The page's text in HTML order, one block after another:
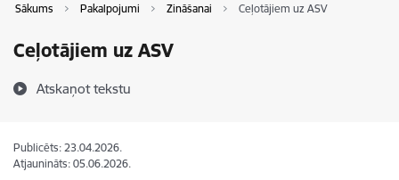
Sākums Pakalpojumi Zināšanai Ceļotājiem uz ASV
Ceļotājiem uz ASV
Atskaņot tekstu
Publicēts: 23.04.2026.
Atjaunināts: 05.06.2026.